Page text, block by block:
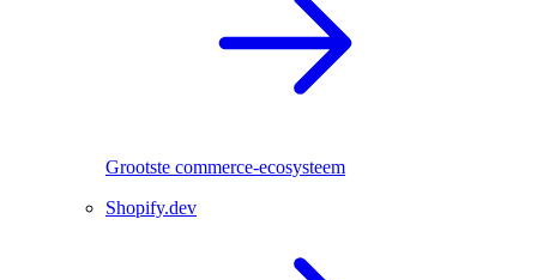
Grootste commerce-ecosysteem
Shopify.dev